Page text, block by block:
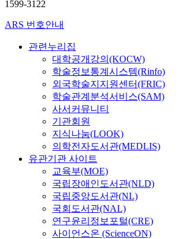
1599-3122
ARS 번호안내
관련누리집
대학공개강의(KOCW)
학술정보통계시스템(Rinfo)
외국학술지지원센터(FRIC)
학술관계분석서비스(SAM)
사서커뮤니티
기관회원
지식나눔(LOOK)
의학전자도서관(MEDLIS)
유관기관 사이트
교육부(MOE)
국립장애인도서관(NLD)
국립중앙도서관(NL)
국회도서관(NAL)
연구윤리정보포털(CRE)
사이언스온 (ScienceON)